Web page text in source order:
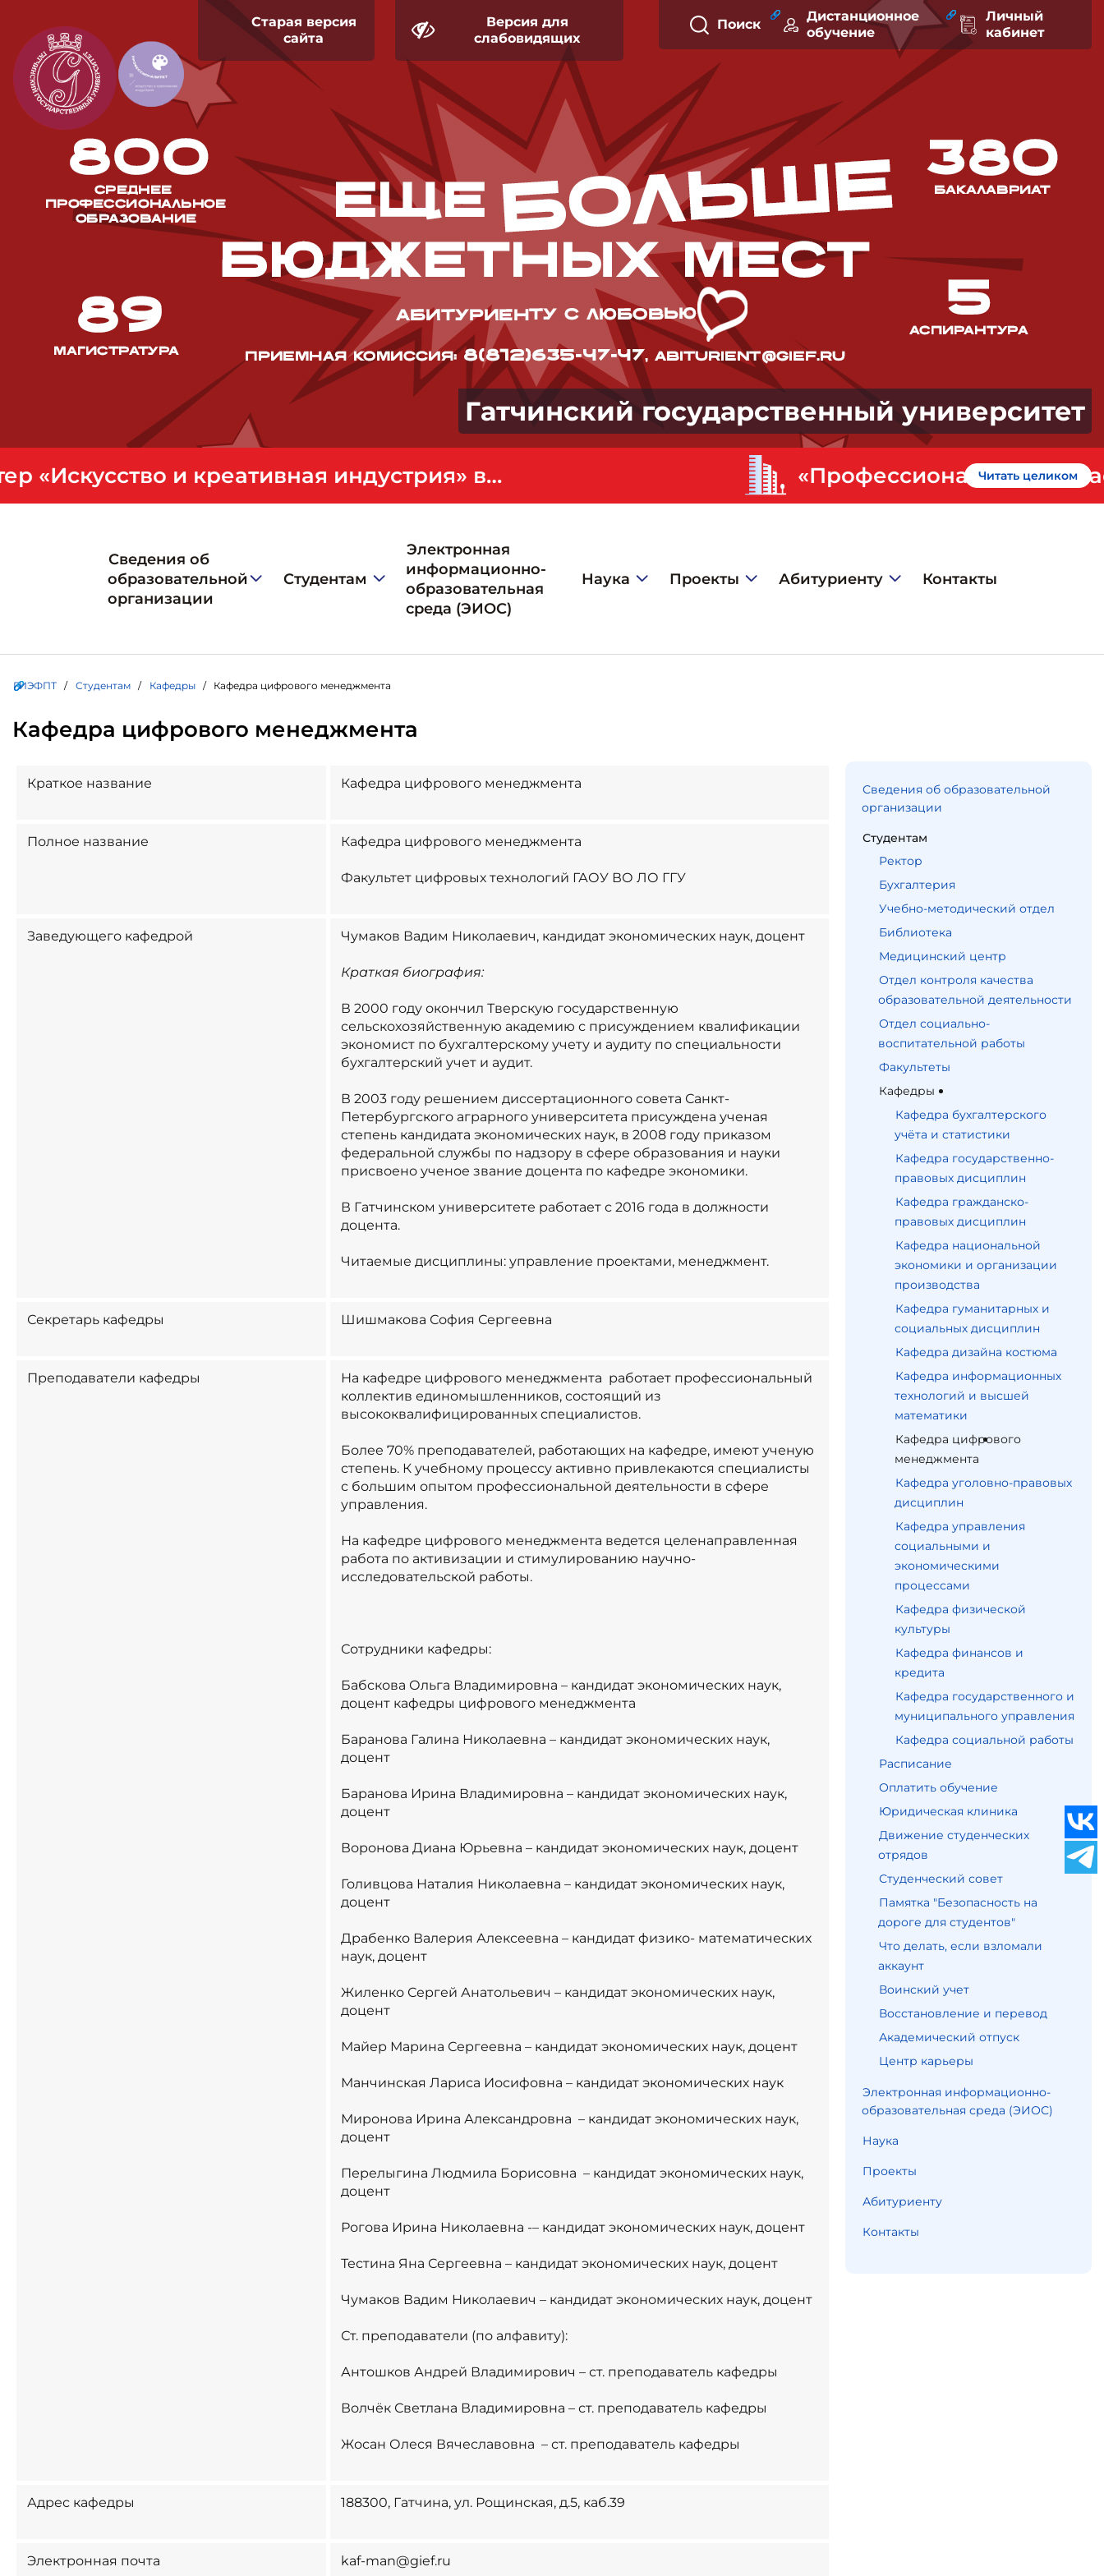
Старая версия
сайта
Версия для
слабовидящих
Поиск
Дистанционное
обучение
Личный
кабинет
Гатчинский государственный университет
«Профессионалитет» - кластер «Искусство и креативная индустрия» в ГИЭФПТ Читать целиком
Сведения об
образовательной
организации
Студентам
Электронная
информационно-
образовательная
среда (ЭИОС)
Наука Проекты Абитуриенту Контакты
ГИЭФПТ / Студентам / Кафедры / Кафедра цифрового менеджмента
Кафедра цифрового менеджмента
Краткое название Кафедра цифрового менеджмента
Полное название Кафедра цифрового менеджмента
Факультет цифровых технологий ГАОУ ВО ЛО ГГУ
Заведующего кафедрой Чумаков Вадим Николаевич, кандидат экономических наук, доцент
Краткая биография:
В 2000 году окончил Тверскую государственную
сельскохозяйственную академию с присуждением квалификации
экономист по бухгалтерскому учету и аудиту по специальности
бухгалтерский учет и аудит.
В 2003 году решением диссертационного совета Санкт-
Петербургского аграрного университета присуждена ученая
степень кандидата экономических наук, в 2008 году приказом
федеральной службы по надзору в сфере образования и науки
присвоено ученое звание доцента по кафедре экономики.
В Гатчинском университете работает с 2016 года в должности
доцента.
Читаемые дисциплины: управление проектами, менеджмент.
Секретарь кафедры Шишмакова София Сергеевна
Преподаватели кафедры
На кафедре цифрового менеджмента работает профессиональный
коллектив единомышленников, состоящий из
высококвалифицированных специалистов.
Более 70% преподавателей, работающих на кафедре, имеют ученую
степень. К учебному процессу активно привлекаются специалисты
с большим опытом профессиональной деятельности в сфере
управления.
На кафедре цифрового менеджмента ведется целенаправленная
работа по активизации и стимулированию научно-
исследовательской работы.
Сотрудники кафедры:
Бабскова Ольга Владимировна – кандидат экономических наук,
доцент кафедры цифрового менеджмента
Баранова Галина Николаевна – кандидат экономических наук,
доцент
Баранова Ирина Владимировна – кандидат экономических наук,
доцент
Воронова Диана Юрьевна – кандидат экономических наук, доцент
Голивцова Наталия Николаевна – кандидат экономических наук,
доцент
Драбенко Валерия Алексеевна – кандидат физико- математических
наук, доцент
Жиленко Сергей Анатольевич – кандидат экономических наук,
доцент
Майер Марина Сергеевна – кандидат экономических наук, доцент
Манчинская Лариса Иосифовна – кандидат экономических наук
Миронова Ирина Александровна – кандидат экономических наук,
доцент
Перелыгина Людмила Борисовна – кандидат экономических наук,
доцент
Рогова Ирина Николаевна -– кандидат экономических наук, доцент
Тестина Яна Сергеевна – кандидат экономических наук, доцент
Чумаков Вадим Николаевич – кандидат экономических наук, доцент
Ст. преподаватели (по алфавиту):
Антошков Андрей Владимирович – ст. преподаватель кафедры
Волчёк Светлана Владимировна – ст. преподаватель кафедры
Жосан Олеся Вячеславовна – ст. преподаватель кафедры
Адрес кафедры 188300, Гатчина, ул. Рощинская, д.5, каб.39
Электронная почта kaf-man@gief.ru
Сведения об образовательной
организации
Студентам
Ректор
Бухгалтерия
Учебно-методический отдел
Библиотека
Медицинский центр
Отдел контроля качества
образовательной деятельности
Отдел социально-
воспитательной работы
Факультеты
Кафедры
Кафедра бухгалтерского
учёта и статистики
Кафедра государственно-
правовых дисциплин
Кафедра гражданско-
правовых дисциплин
Кафедра национальной
экономики и организации
производства
Кафедра гуманитарных и
социальных дисциплин
Кафедра дизайна костюма
Кафедра информационных
технологий и высшей
математики
Кафедра цифрового
менеджмента
Кафедра уголовно-правовых
дисциплин
Кафедра управления
социальными и
экономическими
процессами
Кафедра физической
культуры
Кафедра финансов и
кредита
Кафедра государственного и
муниципального управления
Кафедра социальной работы
Расписание
Оплатить обучение
Юридическая клиника
Движение студенческих
отрядов
Студенческий совет
Памятка "Безопасность на
дороге для студентов"
Что делать, если взломали
аккаунт
Воинский учет
Восстановление и перевод
Академический отпуск
Центр карьеры
Электронная информационно-
образовательная среда (ЭИОС)
Наука
Проекты
Абитуриенту
Контакты